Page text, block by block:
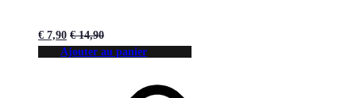
€ 7,90 €14,90
Ajouter au panier